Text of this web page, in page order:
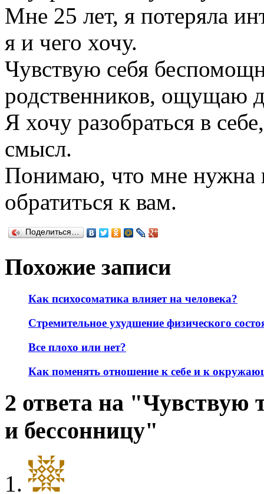
Мне 25 лет, я потеряла
я и чего хочу.
Чувствую себя
родственников, ощущаю
Я хочу разобраться в
смысл.
Понимаю, что мне нужна
обратиться к вам.
Поделиться…
Похожие записи
Как психосоматика влияет на человека?
Стремительное ухудшение физического
Все плохо или нет?
Как поменять отношение к себе и к
2 ответа на "Чувствую
и бессонницу"